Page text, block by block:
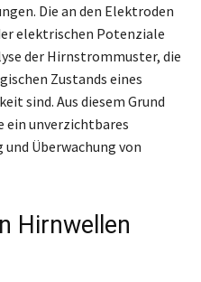
Die an den Elektroden
elektrischen Potenziale
der Hirnstrommuster, die
Zustands eines
sind. Aus diesem Grund
unverzichtbares
Überwachung von
Hirnwellen